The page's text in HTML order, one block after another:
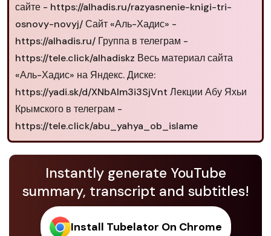
сайте - https://alhadis.ru/razyasnenie-knigi-tri-
osnovy-novyj/ Сайт «Аль-Хадис» -
https://alhadis.ru/ Группа в телеграм -
https://tele.click/alhadiskz Весь материал сайта
«Аль-Хадис» на Яндекс. Диске:
https://yadi.sk/d/XNbAlm3i3SjVnt Лекции Абу Яхьи
Крымского в телеграм -
https://tele.click/abu_yahya_ob_islame
Instantly generate YouTube
summary, transcript and subtitles!
Install Tubelator On Chrome